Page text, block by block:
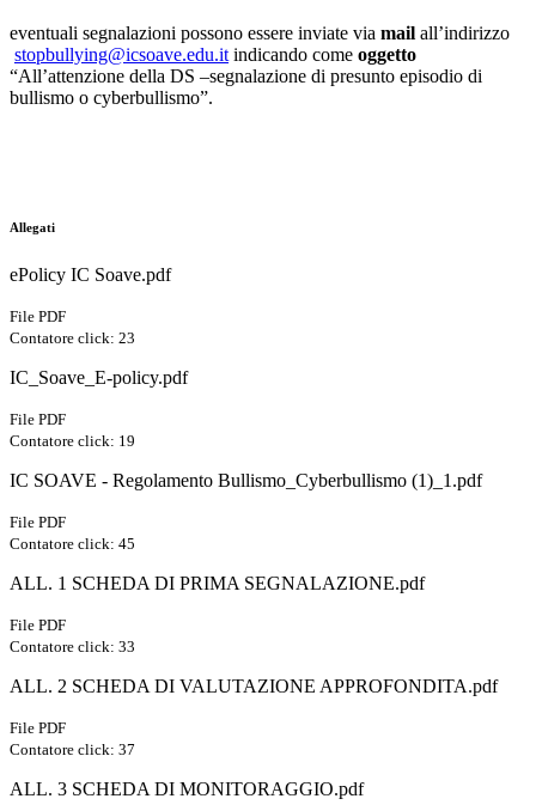
eventuali segnalazioni possono essere inviate via mail all’indirizzo
stopbullying@icsoave.edu.it indicando come oggetto
“All’attenzione della DS –segnalazione di presunto episodio di
bullismo o cyberbullismo”.
Allegati
ePolicy IC Soave.pdf
File PDF
Contatore click: 23
IC_Soave_E-policy.pdf
File PDF
Contatore click: 19
IC SOAVE - Regolamento Bullismo_Cyberbullismo (1)_1.pdf
File PDF
Contatore click: 45
ALL. 1 SCHEDA DI PRIMA SEGNALAZIONE.pdf
File PDF
Contatore click: 33
ALL. 2 SCHEDA DI VALUTAZIONE APPROFONDITA.pdf
File PDF
Contatore click: 37
ALL. 3 SCHEDA DI MONITORAGGIO.pdf